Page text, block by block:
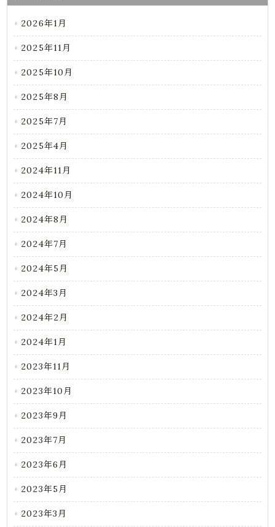
2026年1月
2025年11月
2025年10月
2025年8月
2025年7月
2025年4月
2024年11月
2024年10月
2024年8月
2024年7月
2024年5月
2024年3月
2024年2月
2024年1月
2023年11月
2023年10月
2023年9月
2023年7月
2023年6月
2023年5月
2023年3月